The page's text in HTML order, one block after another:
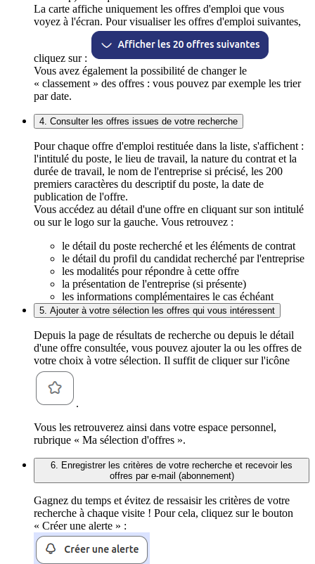
La carte affiche uniquement les offres d'emploi que vous
voyez à l'écran. Pour visualiser les offres d'emploi suivantes,
cliquez sur :
Vous avez également la possibilité de changer le
« classement » des offres : vous pouvez par exemple les trier
par date.
4. Consulter les offres issues de votre recherche
Pour chaque offre d'emploi restituée dans la liste, s'affichent :
l'intitulé du poste, le lieu de travail, la nature du contrat et la
durée de travail, le nom de l'entreprise si précisé, les 200
premiers caractères du descriptif du poste, la date de
publication de l'offre.
Vous accédez au détail d'une offre en cliquant sur son intitulé
ou sur le logo sur la gauche. Vous retrouvez :
le détail du poste recherché et les éléments de contrat
le détail du profil du candidat recherché par l'entreprise
les modalités pour répondre à cette offre
la présentation de l'entreprise (si présente)
les informations complémentaires le cas échéant
5. Ajouter à votre sélection les offres qui vous intéressent
Depuis la page de résultats de recherche ou depuis le détail
d'une offre consultée, vous pouvez ajouter la ou les offres de
votre choix à votre sélection. Il suffit de cliquer sur l'icône
.
Vous les retrouverez ainsi dans votre espace personnel,
rubrique « Ma sélection d'offres ».
6. Enregistrer les critères de votre recherche et recevoir les
offres par e-mail (abonnement)
Gagnez du temps et évitez de ressaisir les critères de votre
recherche à chaque visite ! Pour cela, cliquez sur le bouton
« Créer une alerte » :